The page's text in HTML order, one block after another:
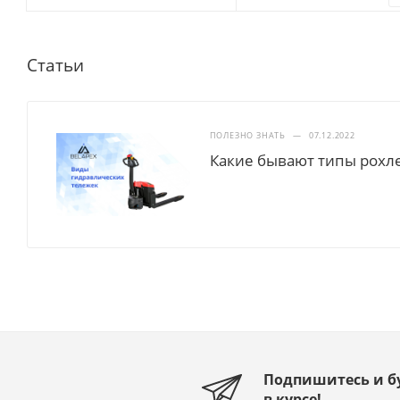
Статьи
ПОЛЕЗНО ЗНАТЬ — 07.12.2022
Какие бывают типы
Подпишитесь и